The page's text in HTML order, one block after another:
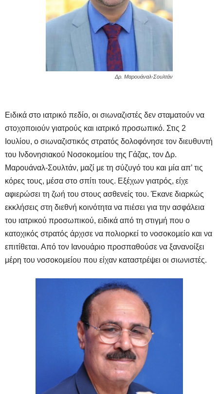
Δρ. Μαρουάναλ-Σουλτάν
Ειδικά στο ιατρικό πεδίο, οι σιωναζιστές δεν σταματούν να
στοχοποιούν γιατρούς και ιατρικό προσωπικό. Στις 2
Ιουλίου, ο σιωναζιστικός στρατός δολοφόνησε τον διευθυντή
του Ινδονησιακού Νοσοκομείου της Γάζας, τον Δρ.
Μαρουάναλ-Σουλτάν, μαζί με τη σύζυγό του και μία απ’ τις
κόρες τους, μέσα στο σπίτι τους. Εξέχων γιατρός, είχε
αφιερώσει τη ζωή του στους ασθενείς του. Έκανε διαρκώς
εκκλήσεις στη διεθνή κοινότητα να πιέσει για την ασφάλεια
του ιατρικού προσωπικού, ειδικά από τη στιγμή που ο
κατοχικός στρατός άρχισε να πολιορκεί το νοσοκομείο και να
επιτίθεται. Από τον Ιανουάριο προσπαθούσε να ξανανοίξει
μέρη του νοσοκομείου που είχαν καταστρέψει οι σιωνιστές.